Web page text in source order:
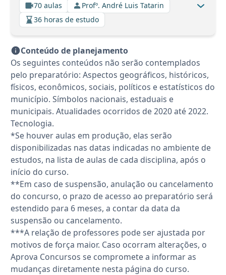
70 aulas
Profº. André Luis Tatarin
36 horas de estudo
Conteúdo de planejamento
Os seguintes conteúdos não serão contemplados
pelo preparatório: Aspectos geográficos, históricos,
físicos, econômicos, sociais, políticos e estatísticos do
município. Símbolos nacionais, estaduais e
municipais. Atualidades ocorridos de 2020 até 2022.
Tecnologia.
*Se houver aulas em produção, elas serão
disponibilizadas nas datas indicadas no ambiente de
estudos, na lista de aulas de cada disciplina, após o
início do curso.
**Em caso de suspensão, anulação ou cancelamento
do concurso, o prazo de acesso ao preparatório será
estendido para 6 meses, a contar da data da
suspensão ou cancelamento.
***A relação de professores pode ser ajustada por
motivos de força maior. Caso ocorram alterações, o
Aprova Concursos se compromete a informar as
mudanças diretamente nesta página do curso.